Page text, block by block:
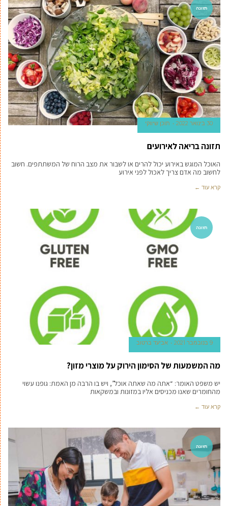
תזונה
30 בינואר 2022 תוכן שיווקי
תזונה בריאה לאירועים
האוכל המוגש באירוע יכול להרים או לשבור את מצב הרוח של המשתתפים. חשוב
לחשוב מה אדם צריך לאכול לפני אירוע
קרא עוד ←
תזונה
9 בנובמבר 2021 אביעד ברטוב
מה המשמעות של הסימון הירוק על מוצרי מזון?
יש משפט האומר: “אתה מה שאתה אוכל”, ויש בו הרבה מן האמת: גופנו עשוי
מהחומרים שאנו מכניסים אליו במזונות ובמשקאות
קרא עוד ←
תזונה